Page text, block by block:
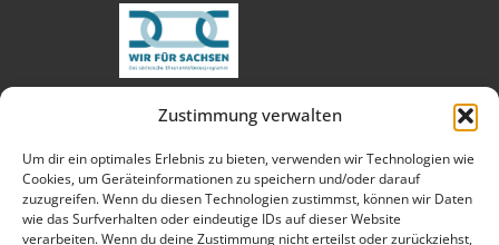
Zustimmung verwalten
Um dir ein optimales Erlebnis zu bieten, verwenden wir Technologien wie
Cookies, um Geräteinformationen zu speichern und/oder darauf
zuzugreifen. Wenn du diesen Technologien zustimmst, können wir Daten
wie das Surfverhalten oder eindeutige IDs auf dieser Website
verarbeiten. Wenn du deine Zustimmung nicht erteilst oder zurückziehst,
techn. Umsetzung: